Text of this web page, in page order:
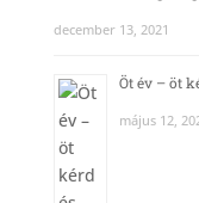
december 13, 2021
Öt év – öt
május 12,